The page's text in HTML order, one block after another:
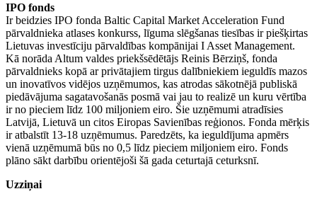
IPO fonds
Ir beidzies IPO fonda Baltic Capital Market Acceleration Fund
pārvaldnieka atlases konkurss, līguma slēgšanas tiesības ir piešķirtas
Lietuvas investīciju pārvaldības kompānijai I Asset Management.
Kā norāda Altum valdes priekšsēdētājs Reinis Bērziņš, fonda
pārvaldnieks kopā ar privātajiem tirgus dalībniekiem ieguldīs mazos
un inovatīvos vidējos uzņēmumos, kas atrodas sākotnējā publiskā
piedāvājuma sagatavošanās posmā vai jau to realizē un kuru vērtība
ir no pieciem līdz 100 miljoniem eiro. Šie uzņēmumi atradīsies
Latvijā, Lietuvā un citos Eiropas Savienības reģionos. Fonda mērķis
ir atbalstīt 13-18 uzņēmumus. Paredzēts, ka ieguldījuma apmērs
vienā uzņēmumā būs no 0,5 līdz pieciem miljoniem eiro. Fonds
plāno sākt darbību orientējoši šā gada ceturtajā ceturksnī.
Uzziņai